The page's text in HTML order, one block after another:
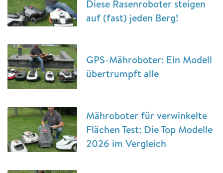
Diese Rasenroboter steigen
auf (fast) jeden Berg!
GPS-Mähroboter: Ein Modell
übertrumpft alle
Mähroboter für verwinkelte
Flächen Test: Die Top Modelle
2026 im Vergleich